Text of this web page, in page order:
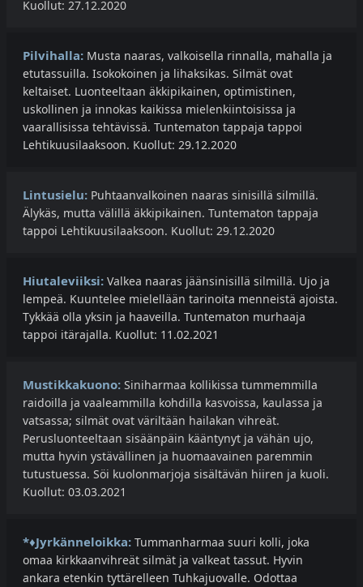
Kuollut: 27.12.2020
Pilvihalla: Musta naaras, valkoisella rinnalla, mahalla ja
etutassuilla. Isokokoinen ja lihaksikas. Silmät ovat
keltaiset. Luonteeltaan äkkipikainen, optimistinen,
uskollinen ja innokas kaikissa mielenkiintoisissa ja
vaarallisissa tehtävissä. Tuntematon tappaja tappoi
Lehtikuusilaaksoon. Kuollut: 29.12.2020
Lintusielu: Puhtaanvalkoinen naaras sinisillä silmillä.
Älykäs, mutta välillä äkkipikainen. Tuntematon tappaja
tappoi Lehtikuusilaaksoon. Kuollut: 29.12.2020
Hiutaleviiksi: Valkea naaras jäänsinisillä silmillä. Ujo ja
lempeä. Kuuntelee mielellään tarinoita menneistä ajoista.
Tykkää olla yksin ja haaveilla. Tuntematon murhaaja
tappoi itärajalla. Kuollut: 11.02.2021
Mustikkakuono: Siniharmaa kollikissa tummemmilla
raidoilla ja vaaleammilla kohdilla kasvoissa, kaulassa ja
vatsassa; silmät ovat väriltään hailakan vihreät.
Perusluonteeltaan sisäänpäin kääntynyt ja vähän ujo,
mutta hyvin ystävällinen ja huomaavainen paremmin
tutustuessa. Söi kuolonmarjoja sisältävän hiiren ja kuoli.
Kuollut: 03.03.2021
*♦Jyrkänneloikka: Tummanharmaa suuri kolli, joka
omaa kirkkaanvihreät silmät ja valkeat tassut. Hyvin
ankara etenkin tyttärelleen Tuhkajuovalle. Odottaa